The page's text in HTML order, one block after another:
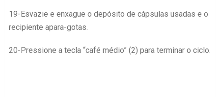
19-Esvazie e enxague o depósito de cápsulas usadas e o
recipiente apara-gotas.
20-Pressione a tecla “café médio” (2) para terminar o ciclo.